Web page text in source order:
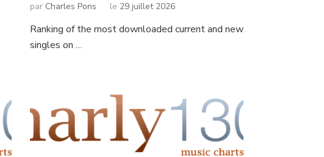
par Charles Pons le 29 juillet 2026
Ranking of the most downloaded current and new
singles on …